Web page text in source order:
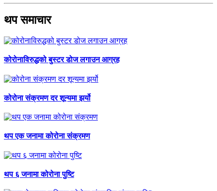
थप समाचार
कोरोनाविरुद्धको बुस्टर डोज लगाउन आग्रह
कोरोना संक्रमण दर शून्यमा झर्यो
थप एक जनामा कोरोना संक्रमण
थप ६ जनामा कोरोना पुष्टि